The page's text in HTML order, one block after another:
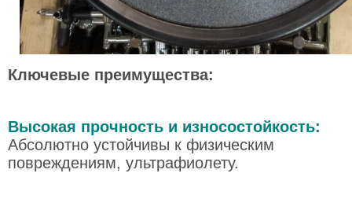
Ключевые преимущества:
Высокая прочность и износостойкость:
Абсолютно устойчивы к физическим
повреждениям, ультрафиолету.